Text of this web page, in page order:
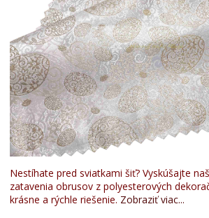
Nestíhate pred sviatkami šiť? Vyskúšajte
zatavenia obrusov z polyesterových
krásne a rýchle riešenie. Zobraziť viac...